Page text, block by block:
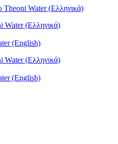
Theoni Water (Ελληνικά)
Water (Ελληνικά)
(English)
Water (Ελληνικά)
(English)